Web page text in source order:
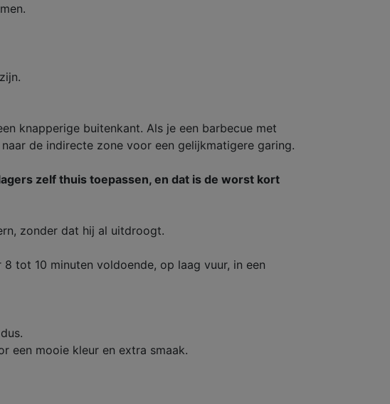
knapperige buitenkant. Als je een barbecue met
de indirecte zone voor een gelijkmatigere garing.
zelf thuis toepassen, en dat is de worst kort
zonder dat hij al uitdroogt.
tot 10 minuten voldoende, op laag vuur, in een
een mooie kleur en extra smaak.